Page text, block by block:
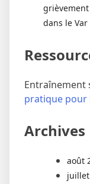
dans le Var
Entraînement
pratique pour
Archives
août